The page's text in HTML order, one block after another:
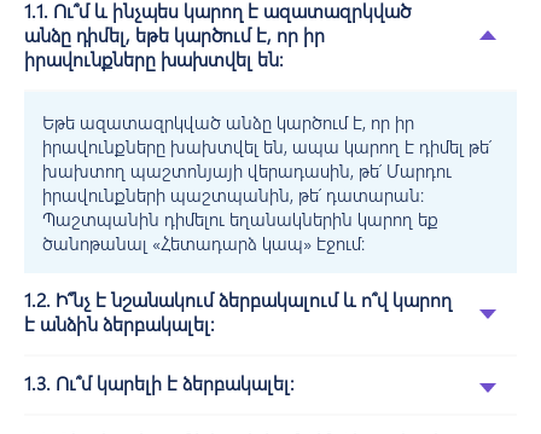
1.1. Ու՞մ և ինչպես կարող է ազատազրկված
անձը դիմել, եթե կարծում է, որ իր
իրավունքները խախտվել են:
Եթե ազատազրկված անձը կարծում է, որ իր
իրավունքները խախտվել են, ապա կարող է դիմել թե՛
խախտող պաշտոնյայի վերադասին, թե՛ Մարդու
իրավունքների պաշտպանին, թե՛ դատարան:
Պաշտպանին դիմելու եղանակներին կարող եք
ծանոթանալ «Հետադարձ կապ» էջում:
1.2. Ի՞նչ է նշանակում ձերբակալում և ո՞վ կարող
է անձին ձերբակալել:
1.3. Ու՞մ կարելի է ձերբակալել: